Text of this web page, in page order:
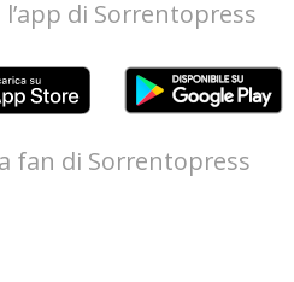
l’app di Sorrentopress
fan di Sorrentopress